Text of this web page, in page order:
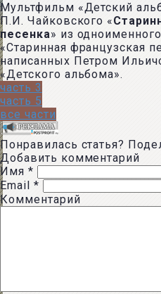
Мультфильм «Детский
П.И. Чайковского «
песенка» из
«Старинная французская
написанных Петром
«Детского альбома».
часть 3
часть 5
все части
Понравилась статья?
Добавить комментарий
Имя *
Email *
Комментарий